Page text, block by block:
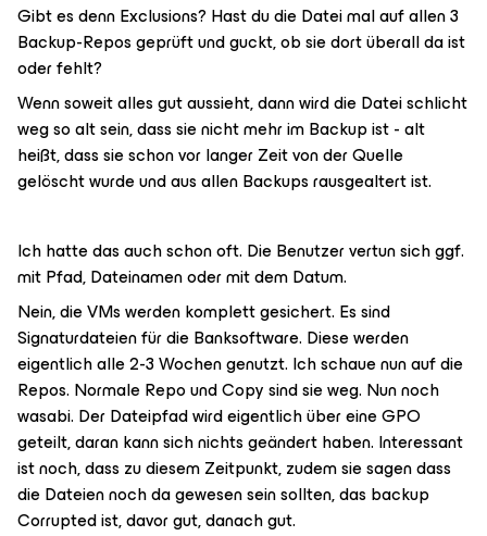
Gibt es denn Exclusions? Hast du die Datei mal auf allen 3
Backup-Repos geprüft und guckt, ob sie dort überall da ist
oder fehlt?
Wenn soweit alles gut aussieht, dann wird die Datei schlicht
weg so alt sein, dass sie nicht mehr im Backup ist - alt
heißt, dass sie schon vor langer Zeit von der Quelle
gelöscht wurde und aus allen Backups rausgealtert ist.
Ich hatte das auch schon oft. Die Benutzer vertun sich ggf.
mit Pfad, Dateinamen oder mit dem Datum.
Nein, die VMs werden komplett gesichert. Es sind
Signaturdateien für die Banksoftware. Diese werden
eigentlich alle 2-3 Wochen genutzt. Ich schaue nun auf die
Repos. Normale Repo und Copy sind sie weg. Nun noch
wasabi. Der Dateipfad wird eigentlich über eine GPO
geteilt, daran kann sich nichts geändert haben. Interessant
ist noch, dass zu diesem Zeitpunkt, zudem sie sagen dass
die Dateien noch da gewesen sein sollten, das backup
Corrupted ist, davor gut, danach gut.